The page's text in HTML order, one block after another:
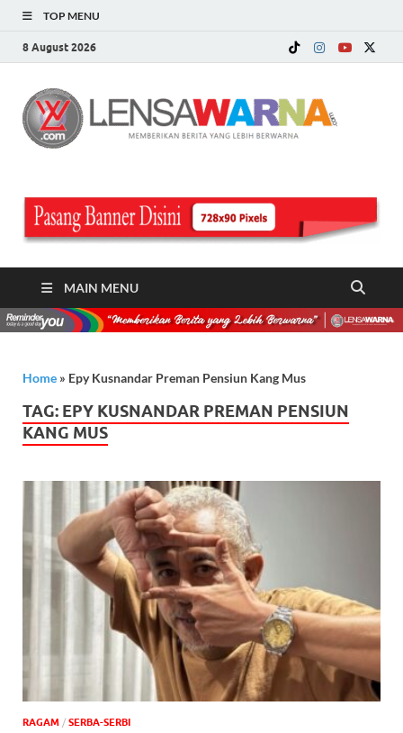
TOP MENU
8 August 2026
MAIN MENU
Home » Epy Kusnandar Preman Pensiun Kang Mus
TAG: EPY KUSNANDAR PREMAN PENSIUN
KANG MUS
‎RAGAM / SERBA-SERBI